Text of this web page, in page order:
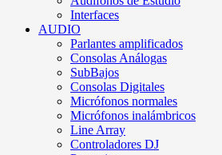
Interfaces
AUDIO
Parlantes amplificados
Consolas Análogas
SubBajos
Consolas Digitales
Micrófonos normales
Micrófonos inalámbricos
Line Array
Controladores DJ